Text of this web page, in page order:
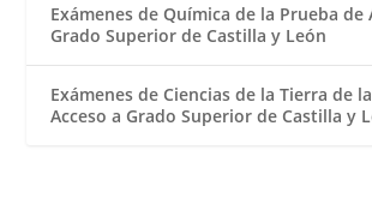
Exámenes de Química de la Prueba de
Grado Superior de Castilla y León
Exámenes de Ciencias de la Tierra de
Acceso a Grado Superior de Castilla y